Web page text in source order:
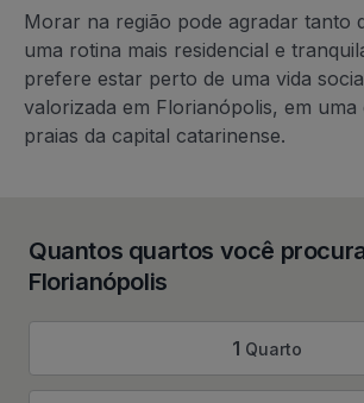
Morar na região pode agradar tanto
uma rotina mais residencial e
prefere estar perto de uma vida
valorizada em Florianópolis, em uma
praias da capital catarinense.
Quantos quartos você
Florianópolis
1 Quarto